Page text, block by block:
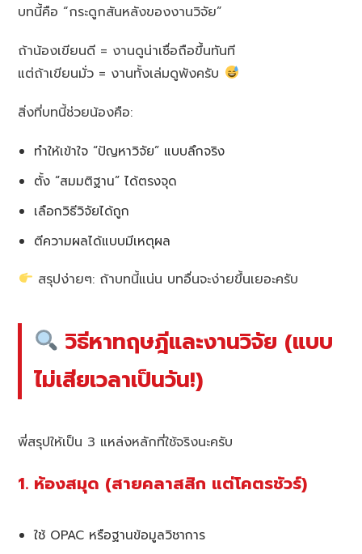
บทนี้คือ “กระดูกสันหลังของงานวิจัย”
ถ้าน้องเขียนดี = งานดูน่าเชื่อถือขึ้นทันที
แต่ถ้าเขียนมั่ว = งานทั้งเล่มดูพังครับ
สิ่งที่บทนี้ช่วยน้องคือ:
ทำให้เข้าใจ “ปัญหาวิจัย” แบบลึกจริง
ตั้ง “สมมติฐาน” ได้ตรงจุด
เลือกวิธีวิจัยได้ถูก
ตีความผลได้แบบมีเหตุผล
สรุปง่ายๆ: ถ้าบทนี้แน่น บทอื่นจะง่ายขึ้นเยอะครับ
วิธีหาทฤษฎีและงานวิจัย (แบบ
ไม่เสียเวลาเป็นวัน!)
พี่สรุปให้เป็น 3 แหล่งหลักที่ใช้จริงนะครับ
1. ห้องสมุด (สายคลาสสิก แต่โคตรชัวร์)
ใช้ OPAC หรือฐานข้อมูลวิชาการ